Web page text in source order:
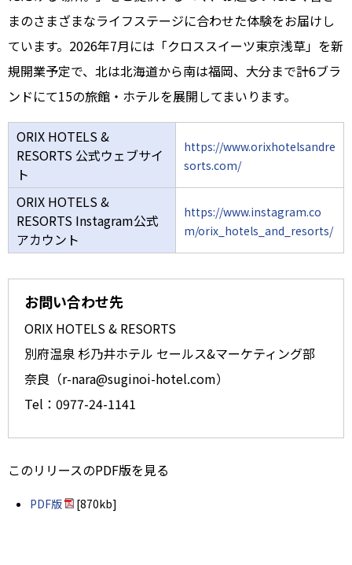
まのさまざまなライフステージに合わせた体験をお届けし
ています。2026年7月には「クロススイーツ東京浅草」を新
規開業予定で、北は北海道から南は福岡、大分まで計6ブラ
ンドにて15の旅館・ホテルを展開してまいります。
ORIX HOTELS &
RESORTS 公式ウェブサイ
ト
https://www.orixhotelsandre
sorts.com/
ORIX HOTELS &
RESORTS Instagram公式
アカウント
https://www.instagram.co
m/orix_hotels_and_resorts/
お問い合わせ先
ORIX HOTELS & RESORTS
別府温泉 杉乃井ホテル セールス&マーケティング部
奈良（r-nara@suginoi-hotel.com）
Tel：0977-24-1141
このリリースのPDF版を見る
PDF版 [870kb]